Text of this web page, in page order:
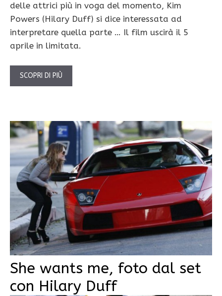
delle attrici più in voga del momento, Kim
Powers (Hilary Duff) si dice interessata ad
interpretare quella parte … Il film uscirà il 5
aprile in limitata.
SCOPRI DI PIÙ
She wants me, foto dal set
con Hilary Duff